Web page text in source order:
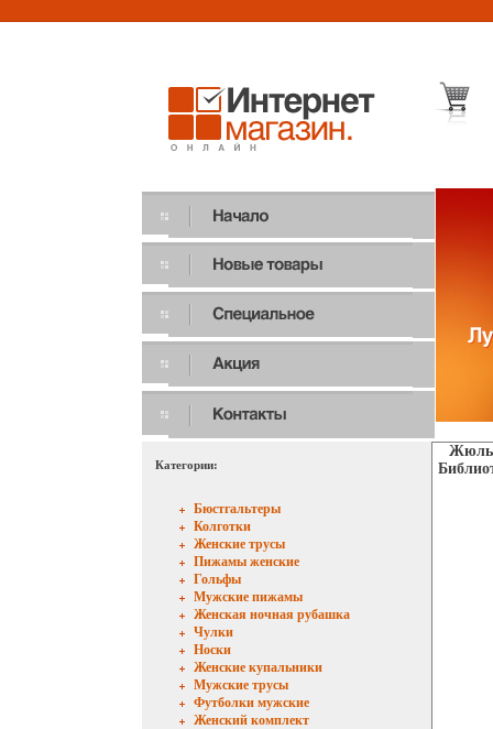
Категории:
Бюстгальтеры
Колготки
Женские трусы
Пижамы женские
Гольфы
Мужские пижамы
Женская ночная рубашка
Чулки
Носки
Женские купальники
Мужские трусы
Футболки мужские
Женский комплект
Жюль